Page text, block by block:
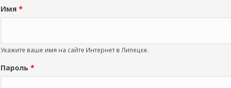
Имя *
Укажите ваше имя на сайте Интернет в Липецке.
Пароль *